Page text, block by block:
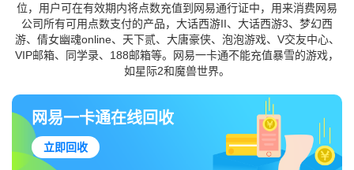
位，用户可在有效期内将点数充值到网易通行证中，用来消费网易
公司所有可用点数支付的产品，大话西游II、大话西游3、梦幻西
游、倩女幽魂online、天下贰、大唐豪侠、泡泡游戏、V交友中心、
VIP邮箱、同学录、188邮箱等。网易一卡通不能充值暴雪的游戏，
如星际2和魔兽世界。
网易一卡通在线回收
立即回收